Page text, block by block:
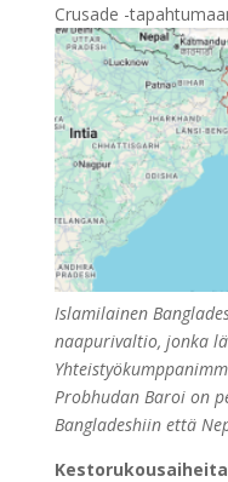
Crusade -
Islamilainen
naapurivaltio, jonka
Probhudan Baroi on
Bangladeshiin että